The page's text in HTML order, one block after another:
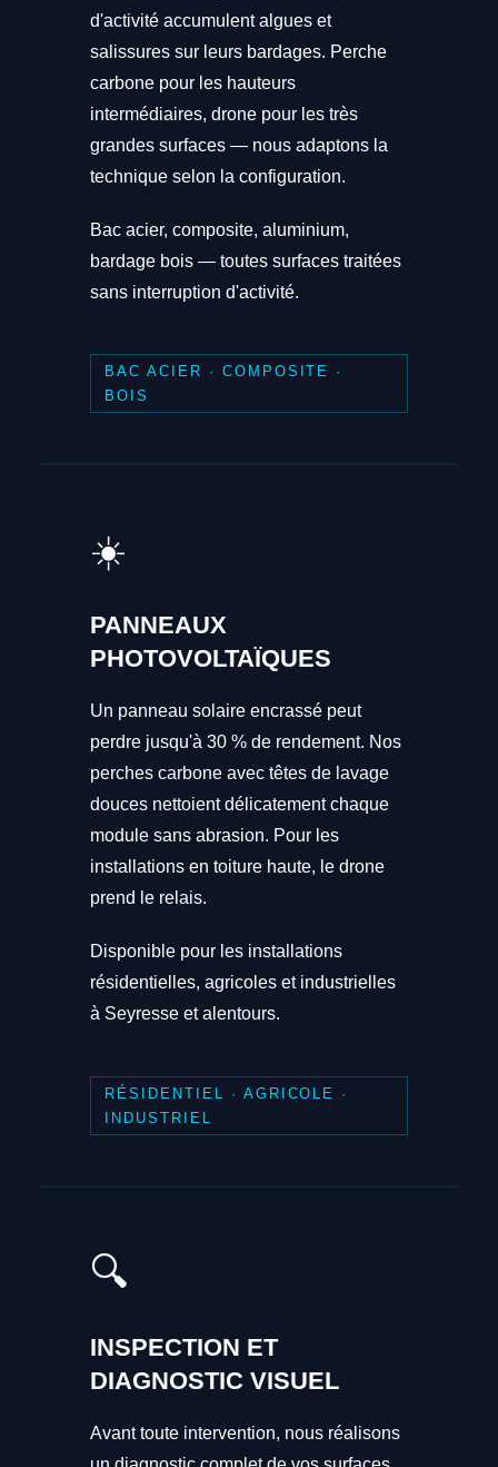
d'activité accumulent algues et
salissures sur leurs bardages. Perche
carbone pour les hauteurs
intermédiaires, drone pour les très
grandes surfaces — nous adaptons la
technique selon la configuration.
Bac acier, composite, aluminium,
bardage bois — toutes surfaces traitées
sans interruption d'activité.
BAC ACIER · COMPOSITE ·
BOIS
☀️
PANNEAUX
PHOTOVOLTAÏQUES
Un panneau solaire encrassé peut
perdre jusqu'à 30 % de rendement. Nos
perches carbone avec têtes de lavage
douces nettoient délicatement chaque
module sans abrasion. Pour les
installations en toiture haute, le drone
prend le relais.
Disponible pour les installations
résidentielles, agricoles et industrielles
à Seyresse et alentours.
RÉSIDENTIEL · AGRICOLE ·
INDUSTRIEL
🔍
INSPECTION ET
DIAGNOSTIC VISUEL
Avant toute intervention, nous réalisons